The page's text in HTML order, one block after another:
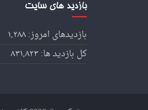
بازدید های سایت
بازدیدهای امروز:۱,۲۸۸
کل بازدید ها:۸۳۱,۸۲۳